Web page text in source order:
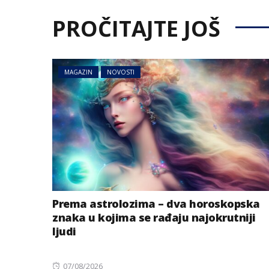
PROČITAJTE JOŠ
MAGAZIN NOVOSTI
Prema astrolozima – dva horoskopska
znaka u kojima se rađaju najokrutniji
ljudi
Posted
07/08/2026
BIZNIS
Energetski
niskog